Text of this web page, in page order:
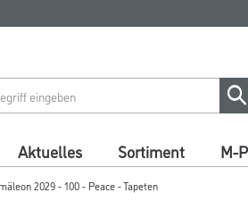
Aktuelles Sortiment M-
2029 - 100 - Peace - Tapeten